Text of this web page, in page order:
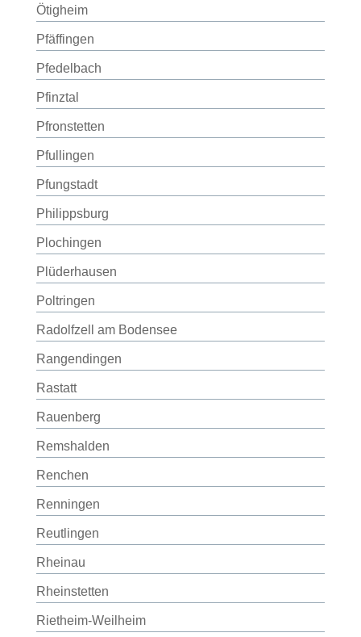
Ötigheim
Pfäffingen
Pfedelbach
Pfinztal
Pfronstetten
Pfullingen
Pfungstadt
Philippsburg
Plochingen
Plüderhausen
Poltringen
Radolfzell am Bodensee
Rangendingen
Rastatt
Rauenberg
Remshalden
Renchen
Renningen
Reutlingen
Rheinau
Rheinstetten
Rietheim-Weilheim